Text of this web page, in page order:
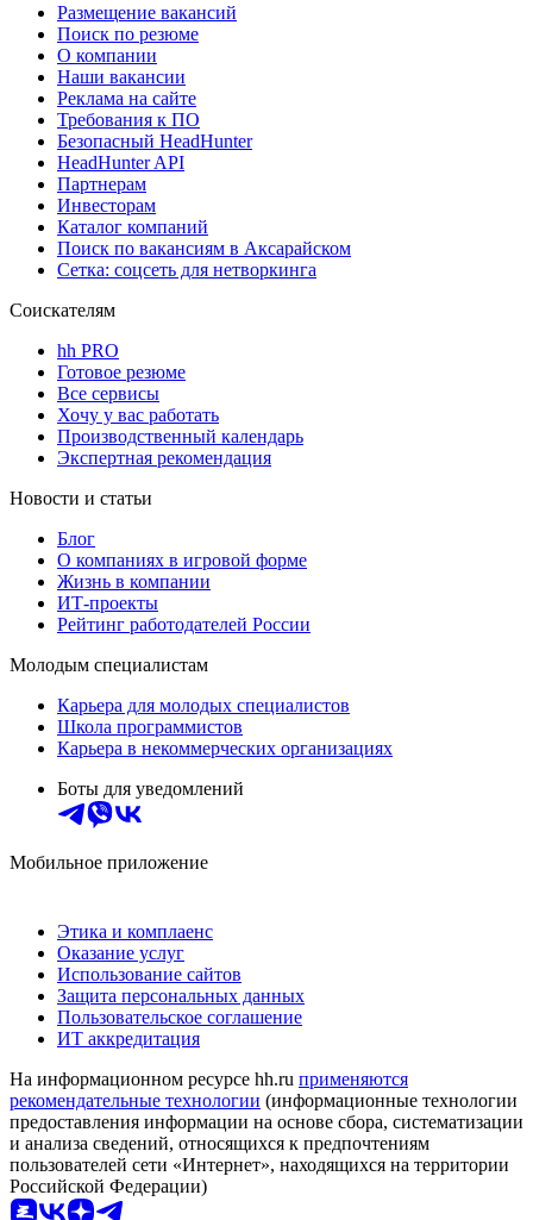
Размещение вакансий
Поиск по резюме
О компании
Наши вакансии
Реклама на сайте
Требования к ПО
Безопасный HeadHunter
HeadHunter API
Партнерам
Инвесторам
Каталог компаний
Поиск по вакансиям в Аксарайском
Сетка: соцсеть для нетворкинга
Соискателям
hh PRO
Готовое резюме
Все сервисы
Хочу у вас работать
Производственный календарь
Экспертная рекомендация
Новости и статьи
Блог
О компаниях в игровой форме
Жизнь в компании
ИТ-проекты
Рейтинг работодателей России
Молодым специалистам
Карьера для молодых специалистов
Школа программистов
Карьера в некоммерческих организациях
Боты для уведомлений
Мобильное приложение
Этика и комплаенс
Оказание услуг
Использование сайтов
Защита персональных данных
Пользовательское соглашение
ИТ аккредитация
На информационном ресурсе hh.ru применяются
рекомендательные технологии (информационные технологии
предоставления информации на основе сбора, систематизации
и анализа сведений, относящихся к предпочтениям
пользователей сети «Интернет», находящихся на территории
Российской Федерации)